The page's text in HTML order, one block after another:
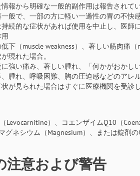
報から明確な一般的副作用は報告されてい
般で、一部の方に軽い一過性の胃の不快
続的な症状があれば使用を中止し、医師
下（muscle weakness）、著しい筋肉痛
現れた場合。
強い痛み、著しい腫れ、「何かがおかし
腫れ、呼吸困難、胸の圧迫感などのアレ
が見られた場合はすぐに医療機関を受診
Levocarnitine）、コエンザイムQ10（
グネシウム（Magnesium）、または錠剤
注意および警告